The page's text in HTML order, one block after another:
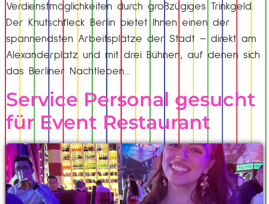
Verdienstmöglichkeiten durch großzügiges Trinkgeld.
Der Knutschfleck Berlin bietet Ihnen einen der
spannendsten Arbeitsplätze der Stadt – direkt am
Alexanderplatz und mit drei Bühnen, auf denen sich
das Berliner Nachtleben…
Service Personal gesucht
für Event Restaurant